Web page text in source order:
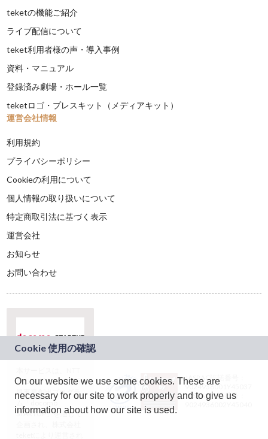
teketの機能ご紹介
ライブ配信について
teket利用者様の声・導入事例
資料・マニュアル
登録済み劇場・ホール一覧
teketロゴ・プレスキット（メディアキット）
運営会社情報
利用規約
プライバシーポリシー
Cookieの利用について
個人情報の取り扱いについて
特定商取引法に基づく表示
運営会社
お知らせ
お問い合わせ
ドコモグループの新
規事業創出プログラ
ム「docomo
STARTUP」を通じて
JASRAC許諾番号：
9024936001Y45037
JASRAC許諾番号：
On our website we use some cookies. These are
necessary for our site to work properly and to give us
information about how our site is used.